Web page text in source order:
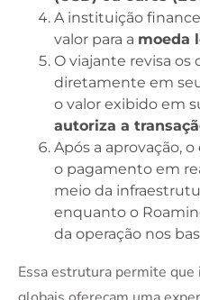
A instituição
valor para a moeda
O viajante revisa
diretamente em
o valor exibido em
autoriza a
Após a aprovação,
o pagamento em
meio da
enquanto o
da operação nos
Essa estrutura permite